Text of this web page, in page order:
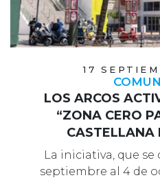
17
LOS ARCOS
“ZONA CERO
CASTELLANA
La iniciativa, que se
septiembre al 4 de